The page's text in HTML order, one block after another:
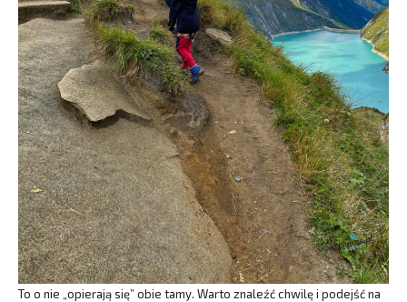
To o nie „opierają się” obie tamy. Warto znaleźć chwilę i podejść na